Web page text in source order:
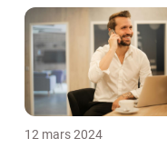
12 mars 2024